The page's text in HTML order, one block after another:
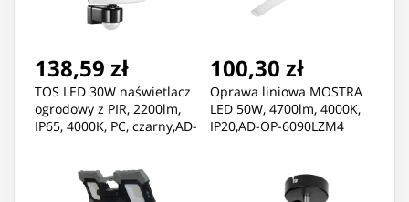
138,59 zł
TOS LED 30W naświetlacz
ogrodowy z PIR, 2200lm,
IP65, 4000K, PC, czarny,AD-
100,30 zł
Oprawa liniowa MOSTRA
LED 50W, 4700lm, 4000K,
IP20,AD-OP-6090LZM4